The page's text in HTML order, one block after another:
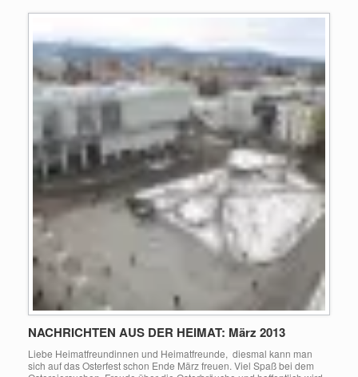
NACHRICHTEN AUS DER HEIMAT: März 2013
Liebe Heimatfreundinnen und Heimatfreunde, diesmal kann man
sich auf das Osterfest schon Ende März freuen. Viel Spaß bei dem